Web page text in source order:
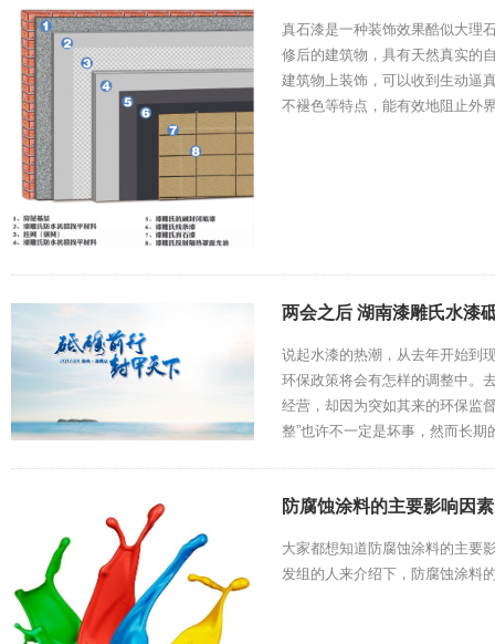
真石漆是一种装饰效果酷似大理
修后的建筑物，具有天然真实的
建筑物上装饰，可以收到生动逼
不褪色等特点，能有效地阻止外
两会之后 湖南漆雕氏水漆
说起水漆的热潮，从去年开始到
环保政策将会有怎样的调整中。
经营，却因为突如其来的环保监
整”也许不一定是坏事，然而长
防腐蚀涂料的主要影响因素
大家都想知道防腐蚀涂料的主要
发组的人来介绍下，防腐蚀涂料